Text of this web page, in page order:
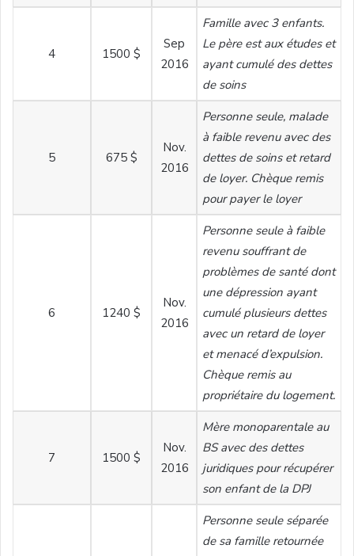
4 1500 $
Sep
2016
Famille avec 3 enfants.
Le père est aux études et
ayant cumulé des dettes
de soins
5 675 $
Nov.
2016
Personne seule, malade
à faible revenu avec des
dettes de soins et retard
de loyer. Chèque remis
pour payer le loyer
6 1240 $
Nov.
2016
Personne seule à faible
revenu souffrant de
problèmes de santé dont
une dépression ayant
cumulé plusieurs dettes
avec un retard de loyer
et menacé d’expulsion.
Chèque remis au
propriétaire du logement.
7 1500 $
Nov.
2016
Mère monoparentale au
BS avec des dettes
juridiques pour récupérer
son enfant de la DPJ
Personne seule séparée
de sa famille retournée